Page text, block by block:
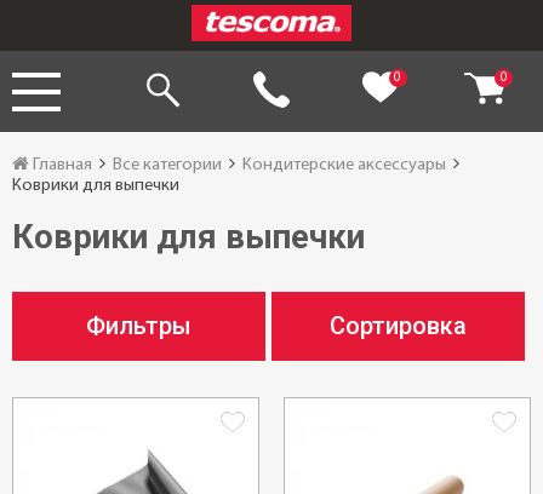
0 0
Главная Все категории
Кондитерские аксессуары
Коврики для выпечки
Коврики для выпечки
Фильтры Сортировка